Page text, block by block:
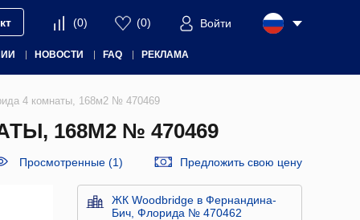
(0) (0) Войти
НОВОСТИ FAQ РЕКЛАМА
4 комнаты, 168м2 № 470469
168М2 № 470469
Просмотренные (1) Предложить свою цену
ЖК Woodbridge в Фернандина-
Бич, Флорида № 470462